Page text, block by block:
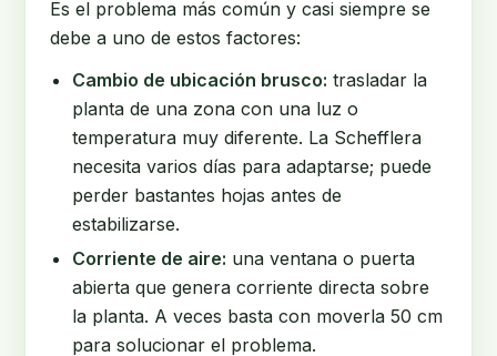
Es el problema más común y casi siempre se
debe a uno de estos factores:
Cambio de ubicación brusco: trasladar la
planta de una zona con una luz o
temperatura muy diferente. La Schefflera
necesita varios días para adaptarse; puede
perder bastantes hojas antes de
estabilizarse.
Corriente de aire: una ventana o puerta
abierta que genera corriente directa sobre
la planta. A veces basta con moverla 50 cm
para solucionar el problema.